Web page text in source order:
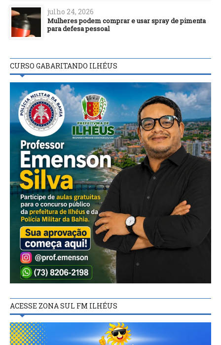
julho 24, 2026
Mulheres podem comprar e usar spray de pimenta
para defesa pessoal
CURSO GABARITANDO ILHÉUS
ACESSE ZONA SUL FM ILHÉUS